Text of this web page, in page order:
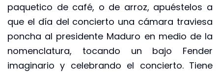
paquetico de café, o de arroz, apuéstelos a
que el día del concierto una cámara traviesa
poncha al presidente Maduro en medio de la
nomenclatura, tocando un bajo Fender
imaginario y celebrando el concierto. Tiene